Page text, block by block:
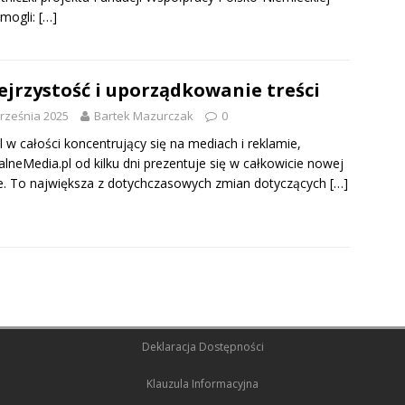
[…]
i uporządkowanie treści
2025 Bartek Mazurczak 0
w całości koncentrujący się na mediach i reklamie,
od kilku dni prezentuje się w całkowicie nowej
To największa z dotychczasowych zmian dotyczących […]
Deklaracja Dostępności
Klauzula Informacyjna